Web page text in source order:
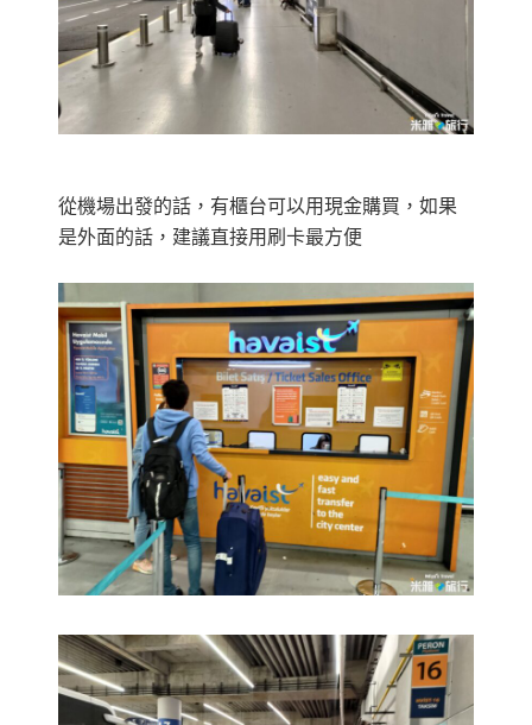
從機場出發的話，有櫃台可以用現金購買，如果
是外面的話，建議直接用刷卡最方便